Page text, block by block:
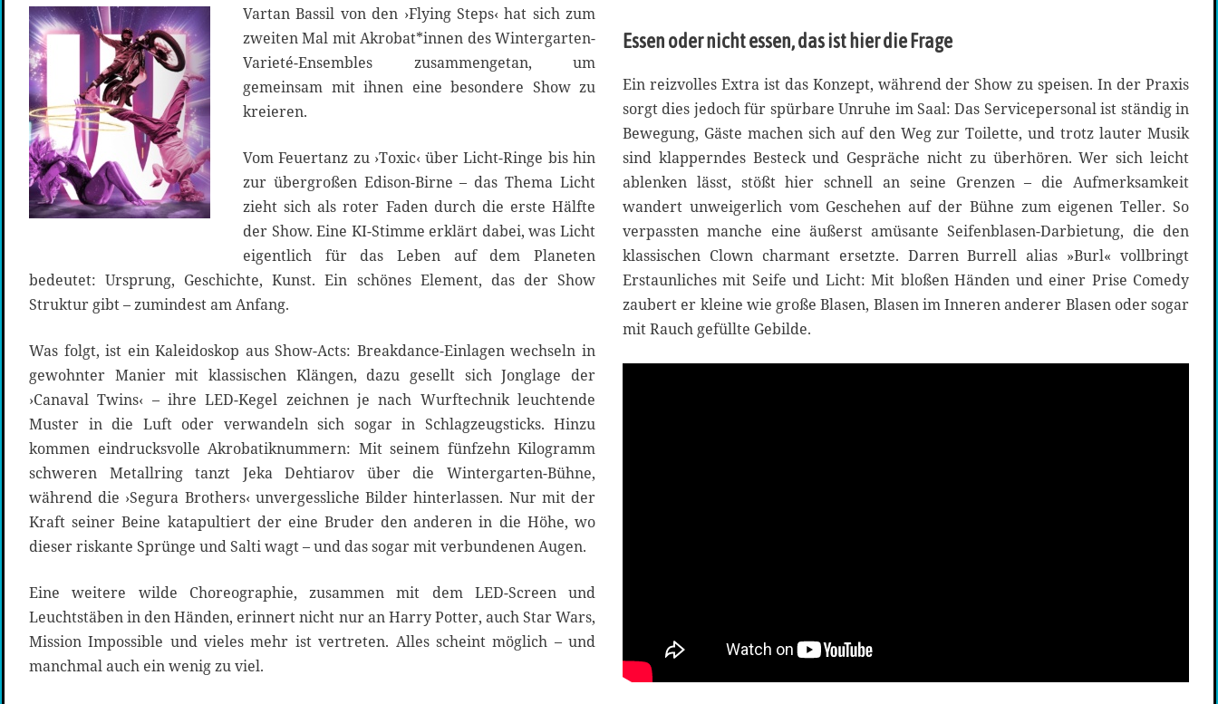
Vartan Bassil von den ›Flying Steps‹ hat sich zum
zweiten Mal mit Akrobat*innen des Wintergarten-
Varieté-Ensembles zusammengetan, um
gemeinsam mit ihnen eine besondere Show zu
kreieren.
Vom Feuertanz zu ›Toxic‹ über Licht-Ringe bis hin
zur übergroßen Edison-Birne – das Thema Licht
zieht sich als roter Faden durch die erste Hälfte
der Show. Eine KI-Stimme erklärt dabei, was Licht
eigentlich für das Leben auf dem Planeten
bedeutet: Ursprung, Geschichte, Kunst. Ein schönes Element, das der Show
Struktur gibt – zumindest am Anfang.
Was folgt, ist ein Kaleidoskop aus Show-Acts: Breakdance-Einlagen wechseln in
gewohnter Manier mit klassischen Klängen, dazu gesellt sich Jonglage der
›Canaval Twins‹ – ihre LED-Kegel zeichnen je nach Wurftechnik leuchtende
Muster in die Luft oder verwandeln sich sogar in Schlagzeugsticks. Hinzu
kommen eindrucksvolle Akrobatiknummern: Mit seinem fünfzehn Kilogramm
schweren Metallring tanzt Jeka Dehtiarov über die Wintergarten-Bühne,
während die ›Segura Brothers‹ unvergessliche Bilder hinterlassen. Nur mit der
Kraft seiner Beine katapultiert der eine Bruder den anderen in die Höhe, wo
dieser riskante Sprünge und Salti wagt – und das sogar mit verbundenen Augen.
Eine weitere wilde Choreographie, zusammen mit dem LED-Screen und
Leuchtstäben in den Händen, erinnert nicht nur an Harry Potter, auch Star Wars,
Mission Impossible und vieles mehr ist vertreten. Alles scheint möglich – und
manchmal auch ein wenig zu viel.
Essen oder nicht essen, das ist hier die Frage
Ein reizvolles Extra ist das Konzept, während der Show zu speisen. In der Praxis
sorgt dies jedoch für spürbare Unruhe im Saal: Das Servicepersonal ist ständig in
Bewegung, Gäste machen sich auf den Weg zur Toilette, und trotz lauter Musik
sind klapperndes Besteck und Gespräche nicht zu überhören. Wer sich leicht
ablenken lässt, stößt hier schnell an seine Grenzen – die Aufmerksamkeit
wandert unweigerlich vom Geschehen auf der Bühne zum eigenen Teller. So
verpassten manche eine äußerst amüsante Seifenblasen-Darbietung, die den
klassischen Clown charmant ersetzte. Darren Burrell alias »Burl« vollbringt
Erstaunliches mit Seife und Licht: Mit bloßen Händen und einer Prise Comedy
zaubert er kleine wie große Blasen, Blasen im Inneren anderer Blasen oder sogar
mit Rauch gefüllte Gebilde.